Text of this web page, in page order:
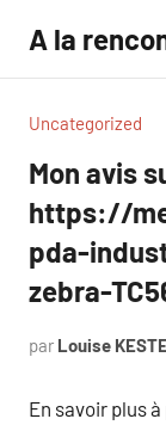
contenu
A la
Uncategorized
Mon avis
https://
pda-
zebra-
par Louise
En savoir plus